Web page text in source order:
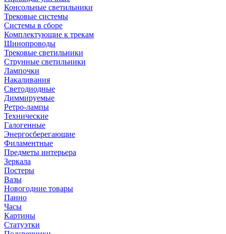
Консольные светильники
Трековые системы
Системы в сборе
Комплектующие к трекам
Шинопроводы
Трековые светильники
Струнные светильники
Лампочки
Накаливания
Светодиодные
Диммируемые
Ретро-лампы
Технические
Галогенные
Энергосберегающие
Филаментные
Предметы интерьера
Зеркала
Постеры
Вазы
Новогодние товары
Панно
Часы
Картины
Статуэтки